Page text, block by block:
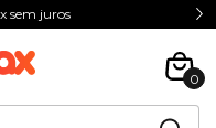
sem juros
0